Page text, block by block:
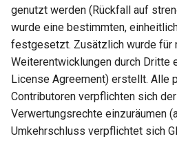
genutzt werden (Rückfall auf
wurde eine bestimmten,
festgesetzt. Zusätzlich wurde für
Weiterentwicklungen durch Dritte
License Agreement) erstellt. Alle
Contributoren verpflichten sich
Verwertungsrechte einzuräumen
Umkehrschluss verpflichtet sich